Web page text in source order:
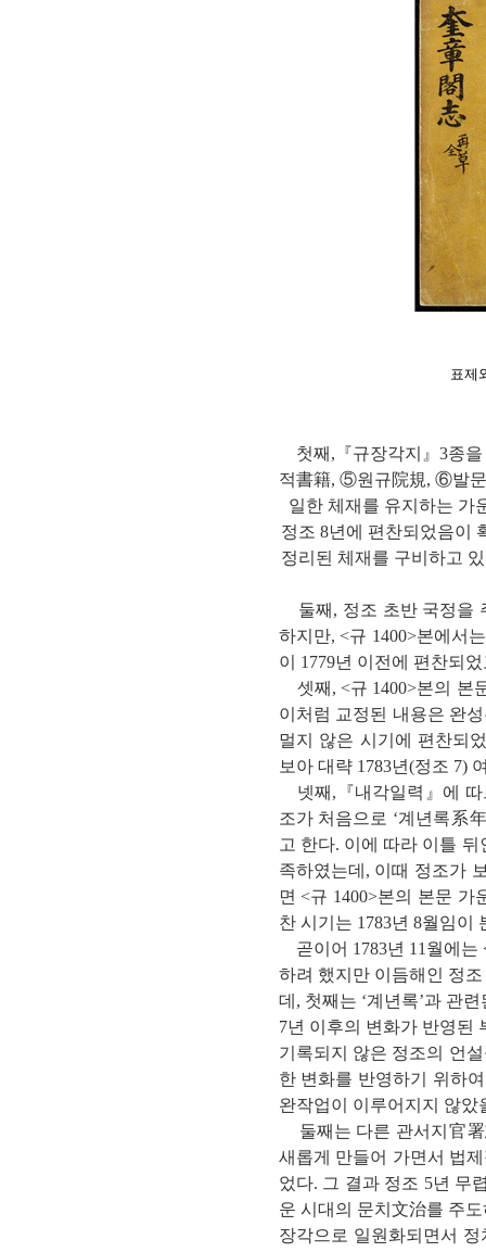
표제
첫째,『규장각지』3종
적書籍, ⑤원규院規, ⑥발문
일한 체재를 유지하는 가
정조 8년에 편찬되었음이
정리된 체재를 구비하고
둘째, 정조 초반 국정을
하지만, <규 1400>본에서
이 1779년 이전에 편찬되
셋째, <규 1400>본의 본
이처럼 교정된 내용은 완
멀지 않은 시기에 편찬되
보아 대략 1783년(정조 7)
넷째,『내각일력』에 따
조가 처음으로 ‘계년록系
고 한다. 이에 따라 이틀
족하였는데, 이때 정조가
면 <규 1400>본의 본문 가
찬 시기는 1783년 8월임이
곧이어 1783년 11월에는
하려 했지만 이듬해인 정
데, 첫째는 ‘계년록’과 관
7년 이후의 변화가 반영된
기록되지 않은 정조의 언
한 변화를 반영하기 위하
완작업이 이루어지지 않
둘째는 다른 관서지官署
새롭게 만들어 가면서 법
었다. 그 결과 정조 5년 무
운 시대의 문치文治를 주
장각으로 일원화되면서